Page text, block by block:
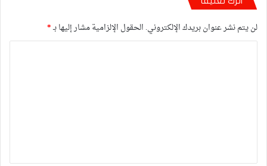
لن يتم نشر عنوان بريدك الإلكتروني. الحقول الإلزامية مشار إليها بـ*